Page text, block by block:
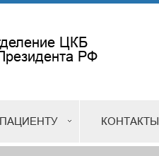
ЦКБ
РФ
ПАЦИЕНТУ КОНТАКТЫ